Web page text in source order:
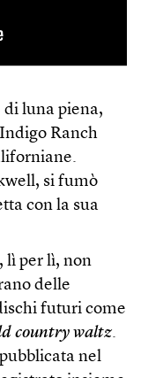
di luna piena,
Ranch
si fumò
con la sua
lì per lì, non
delle
futuri come
country waltz.
nel